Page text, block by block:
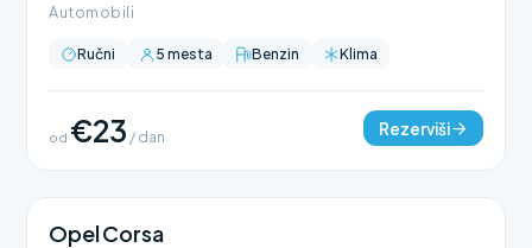
Automobili
Ručni 5 mesta Benzin Klima
od €23 / dan Rezerviši
Opel Corsa